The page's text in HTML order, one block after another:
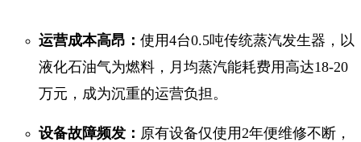
运营成本高昂： 使用4台0.5吨传统蒸汽发生器，以
液化石油气为燃料，月均蒸汽能耗费用高达18-20
万元，成为沉重的运营负担。
设备故障频发： 原有设备仅使用2年便维修不断，